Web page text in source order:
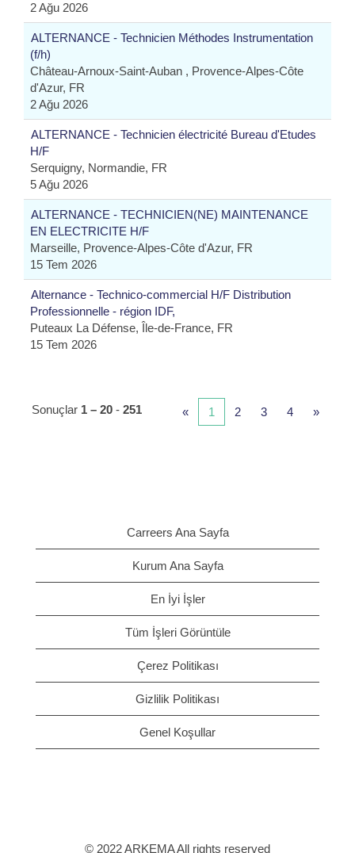
2 Ağu 2026
ALTERNANCE - Technicien Méthodes Instrumentation
(f/h)
Château-Arnoux-Saint-Auban , Provence-Alpes-Côte
d'Azur, FR
2 Ağu 2026
ALTERNANCE - Technicien électricité Bureau d'Etudes
H/F
Serquigny, Normandie, FR
5 Ağu 2026
ALTERNANCE - TECHNICIEN(NE) MAINTENANCE
EN ELECTRICITE H/F
Marseille, Provence-Alpes-Côte d'Azur, FR
15 Tem 2026
Alternance - Technico-commercial H/F Distribution
Professionnelle - région IDF,
Puteaux La Défense, Île-de-France, FR
15 Tem 2026
Sonuçlar 1 – 20 - 251 « 1 2 3 4 »
Carreers Ana Sayfa
Kurum Ana Sayfa
En İyi İşler
Tüm İşleri Görüntüle
Çerez Politikası
Gizlilik Politikası
Genel Koşullar
© 2022 ARKEMA All rights reserved